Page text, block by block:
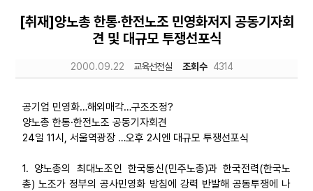
[취재]양노총 한통·한전노조 민영화저지 공동기자회
견 및 대규모 투쟁선포식
2000.09.22 교육선전실 조회수 4314
공기업 민영화…해외매각…구조조정?
양노총 한통·한전노조 공동기자회견
24일 11시, 서울역광장 …오후 2시엔 대규모 투쟁선포식
1. 양노총의 최대노조인 한국통신(민주노총)과 한국전력(한국노
총) 노조가 정부의 공사민영화 방침에 강력 반발해 공동투쟁에 나
성명·보도
자료
부설기관
Sketchbook5, 스케치북5